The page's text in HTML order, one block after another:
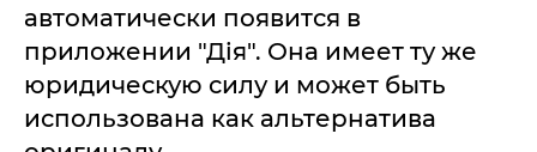
автоматически появится в
приложении "Дія". Она имеет ту же
юридическую силу и может быть
использована как альтернатива